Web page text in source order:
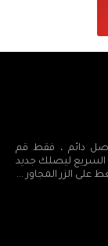
دائم ، فقط قم
السريع ليصلك جديد
على الزر المجاور ...